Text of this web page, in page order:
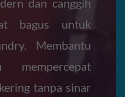
dan canggih
bagus untuk
Membantu
mempercepat
tanpa sinar